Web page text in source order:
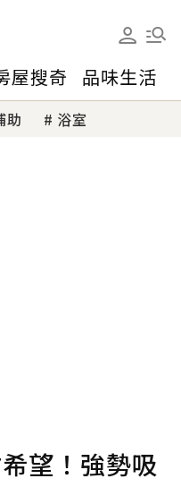
屋搜奇 品味生活
助 浴室
望！強勢吸